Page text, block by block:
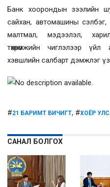
Банк хоорондын зээлийн
сайхан, автомашины сэлбэг,
малтмал, мэдээлэл,
төхөөрөмжийн чиглэлээр
хэвшлийн салбарт дэмжлэг
#21 БАРИМТ БИЧИГТ, #ХОЁР
САНАЛ БОЛГОХ